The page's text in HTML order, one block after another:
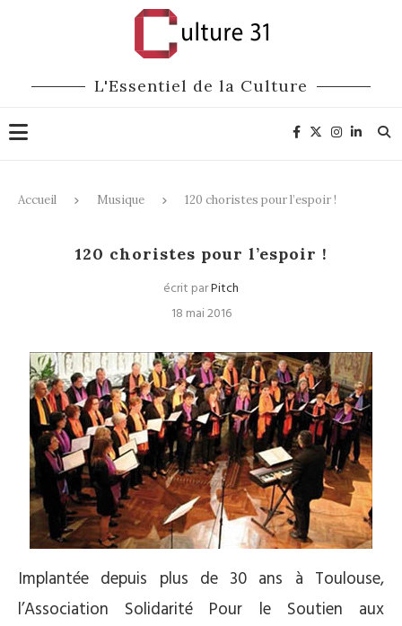
L'Essentiel de la Culture
Accueil Musique 120 choristes pour l’espoir !
120 choristes pour l’espoir !
écrit parPitch
18 mai 2016
Implantée depuis plus de 30 ans à Toulouse,
l’Association Solidarité Pour le Soutien aux